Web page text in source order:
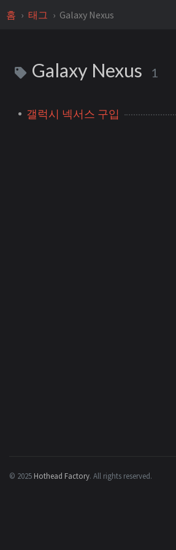
홈 태그 Galaxy Nexus
Galaxy Nexus 1
갤럭시 넥서스 구입
© 2025 Hothead Factory.All rights reserved.